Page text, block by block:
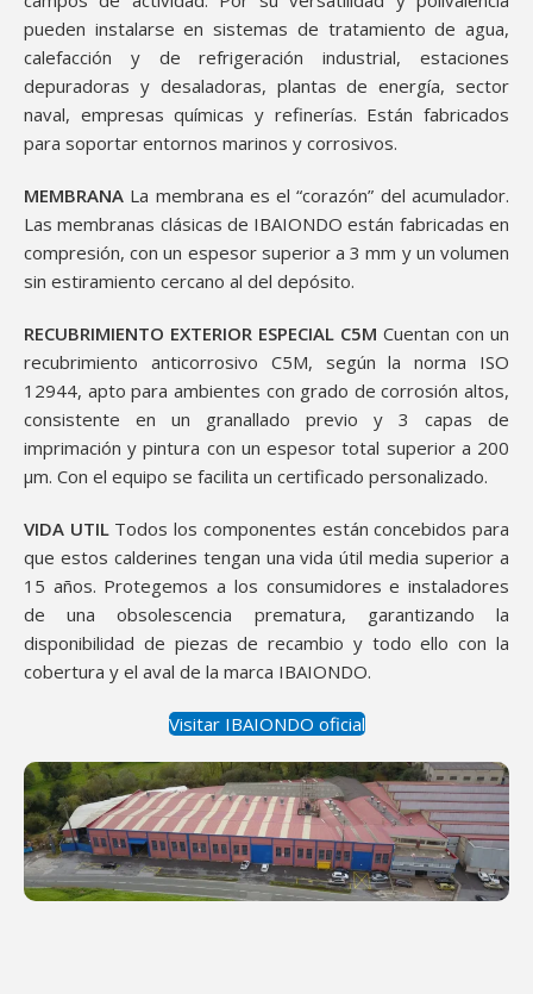
pueden instalarse en sistemas de tratamiento de agua,
calefacción y de refrigeración industrial, estaciones
depuradoras y desaladoras, plantas de energía, sector
naval, empresas químicas y refinerías. Están fabricados
para soportar entornos marinos y corrosivos.
MEMBRANA La membrana es el “corazón” del acumulador.
Las membranas clásicas de IBAIONDO están fabricadas en
compresión, con un espesor superior a 3 mm y un volumen
sin estiramiento cercano al del depósito.
RECUBRIMIENTO EXTERIOR ESPECIAL C5M Cuentan con un
recubrimiento anticorrosivo C5M, según la norma ISO
12944, apto para ambientes con grado de corrosión altos,
consistente en un granallado previo y 3 capas de
imprimación y pintura con un espesor total superior a 200
μm. Con el equipo se facilita un certificado personalizado.
VIDA UTILTodos los componentes están concebidos para
que estos calderines tengan una vida útil media superior a
15 años. Protegemos a los consumidores e instaladores
de una obsolescencia prematura, garantizando la
disponibilidad de piezas de recambio y todo ello con la
cobertura y el aval de la marca IBAIONDO.
Visitar IBAIONDO oficial